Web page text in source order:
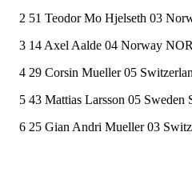
2 51 Teodor Mo Hjelseth 03
3 14 Axel Aalde 04 Norway
4 29 Corsin Mueller 05
5 43 Mattias Larsson 05
6 25 Gian Andri Mueller 03